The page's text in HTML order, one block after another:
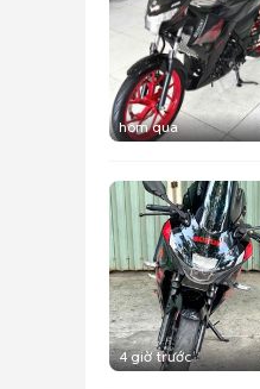
hôm qua
4 giờ trước